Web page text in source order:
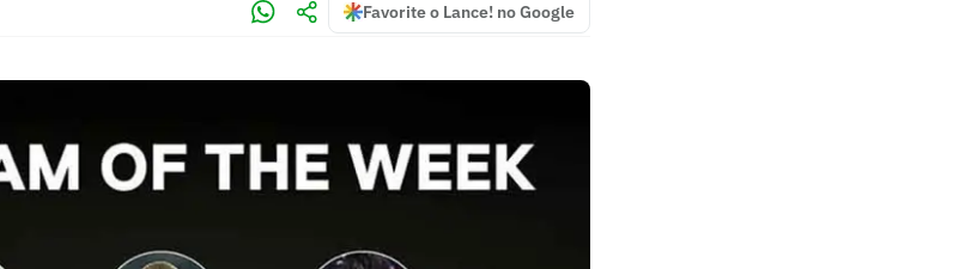
Favorite o Lance! no Google